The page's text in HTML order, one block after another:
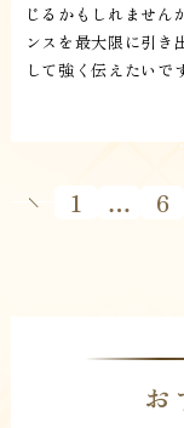
じるかもしれません
ンスを最大限に引き
して強く伝えたいで
1 … 6